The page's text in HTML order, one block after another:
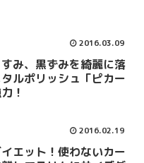
2016.03.09
み、黒ずみを綺麗に落
ルポリッシュ「ピカー
！
2016.02.19
エット！使わないカー